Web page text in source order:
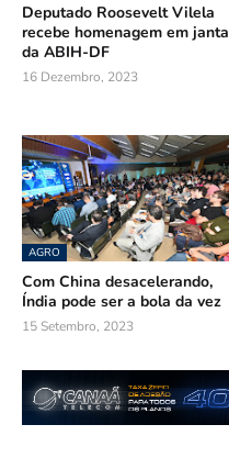
Deputado Roosevelt Vilela
recebe homenagem em
da ABIH-DF
16 Dezembro, 2023
AGRO
Com China desacelerando,
Índia pode ser a bola da vez
15 Setembro, 2023